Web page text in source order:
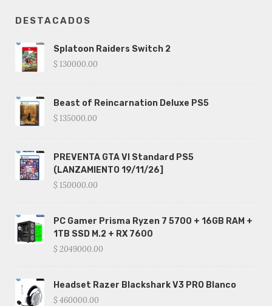
DESTACADOS
Splatoon Raiders Switch 2
$ 130000.00
Beast of Reincarnation Deluxe PS5
$ 135000.00
PREVENTA GTA VI Standard PS5
(LANZAMIENTO 19/11/26]
$ 150000.00
PC Gamer Prisma Ryzen 7 5700 + 16GB RAM +
1TB SSD M.2 + RX 7600
$ 2049000.00
Headset Razer Blackshark V3 PRO Blanco
$ 460000.00